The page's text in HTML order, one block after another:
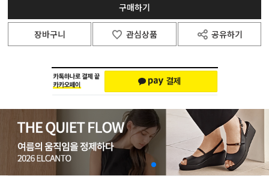
구매하기
장바구니 관심상품 공유하기